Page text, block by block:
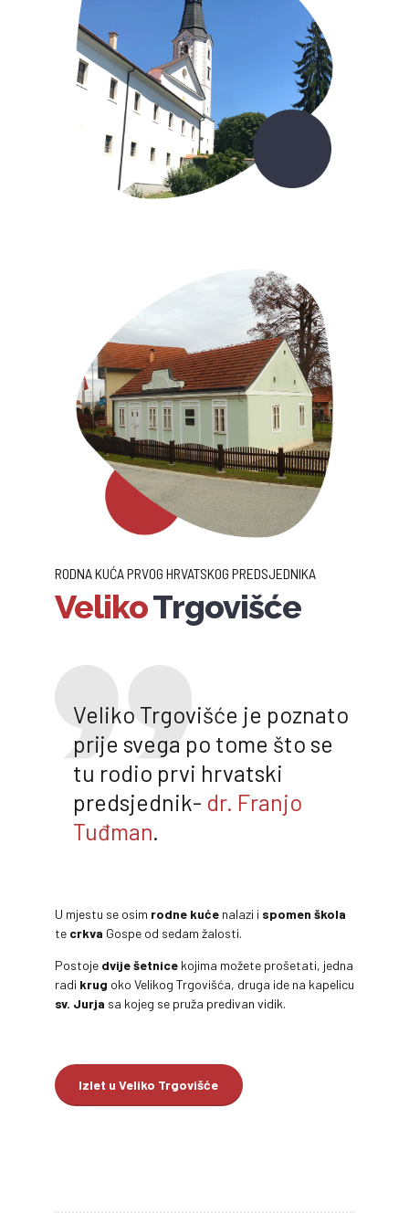
RODNA KUĆA PRVOG HRVATSKOG PREDSJEDNIKA
VelikoTrgovišće
Veliko Trgovišće je poznato
prije svega po tome što se
tu rodio prvi hrvatski
predsjednik- dr. Franjo
Tuđman.
U mjestu se osim rodne kuće nalazi i spomen škola
te crkva Gospe od sedam žalosti.
Postoje dvije šetnice kojima možete prošetati, jedna
radi krug oko Velikog Trgovišća, druga ide na kapelicu
sv. Jurja sa kojeg se pruža predivan vidik.
Izlet u Veliko Trgovišće